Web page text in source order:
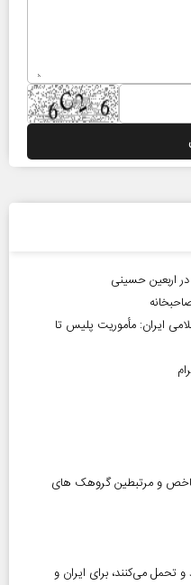
ایران­: مأموریت پلیس تا
مسلح شاخص و مرتبطین گروهک های
تحمل می‌کنند، برای ایران و